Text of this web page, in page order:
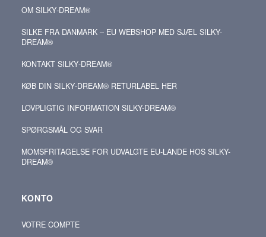
OM SILKY‑DREAM®
SILKE FRA DANMARK – EU WEBSHOP MED SJÆL SILKY-
DREAM®
KONTAKT SILKY‑DREAM®
KØB DIN SILKY‑DREAM® RETURLABEL HER
LOVPLIGTIG INFORMATION SILKY-DREAM®
SPØRGSMÅL OG SVAR
MOMSFRITAGELSE FOR UDVALGTE EU-LANDE HOS SILKY-
DREAM®
KONTO
VOTRE COMPTE